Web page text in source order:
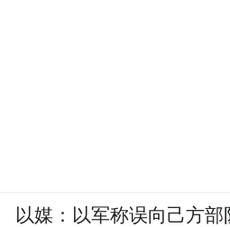
以媒：以军称误向己方部